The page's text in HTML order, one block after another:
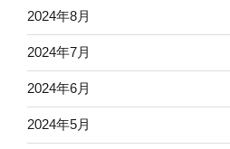
2024年8月
2024年7月
2024年6月
2024年5月